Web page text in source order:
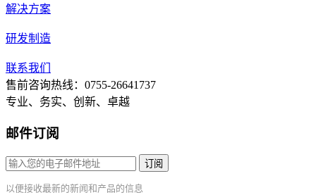
解决方案
研发制造
联系我们
售前咨询热线：0755-26641737
专业、务实、创新、卓越
邮件订阅
订阅
以便接收最新的新闻和产品的信息